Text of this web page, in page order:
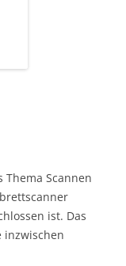
Thema Scannen
ist. Das
inzwischen